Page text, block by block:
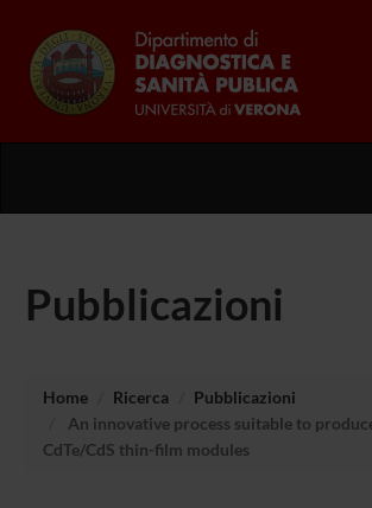
Pubblicazioni
Home Ricerca
Pubblicazioni
An innovative process suitable to
CdTe/CdS thin-film modules